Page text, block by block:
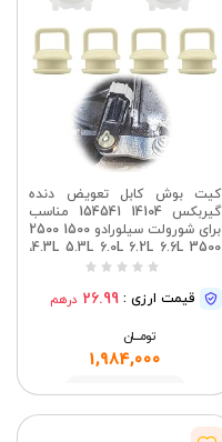
کیت بوش کابل تعویض دنده
گیربکس 14104 154541 مناسب
برای شورولت سیلورادو 1500 2500
3500 4.3L 5.3L 6.0L 6.2L 6.6L،
کیت تعمیر اتصال تعویض دنده
قیمت ارزی : 26.99 درهم
تومــــــان
1,984,000
مشاهده